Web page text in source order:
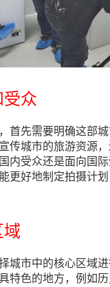
受众
首先需要明确这部
传城市的旅游资源
内受众还是面向国
更好地制定拍摄计
域
城市中的核心区域
特色的地方，例如